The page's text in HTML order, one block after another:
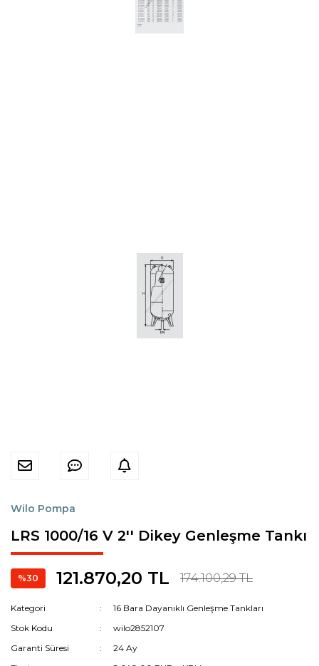
Wilo Pompa
LRS 1000/16 V 2'' Dikey Genleşme Tankı
%30 121.870,20 TL 174.100,29 TL
Kategori
16 Bara Dayanıklı Genleşme Tankları
Stok Kodu
wilo2852107
Garanti Süresi
24 Ay